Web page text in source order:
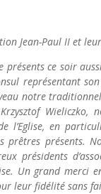
Jean-Paul II et
ce soir
représentant son
notre
l’Eglise, en
prêtres présents.
présidents
Un grand merci
leur fidélité sans